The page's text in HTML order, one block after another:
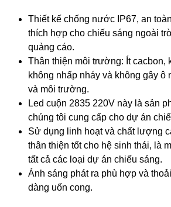
Thiết kế chống nước IP67, an
thích hợp cho chiếu sáng ngoài
quảng cáo.
Thân thiện môi trường: Ít cacbon,
không nhấp nháy và không gây
và môi trường.
Led cuộn 2835 220V này là sản
chúng tôi cung cấp cho dự án
Sử dụng linh hoạt và chất lượng
thân thiện tốt cho hệ sinh thái, là
tất cả các loại dự án chiếu sáng.
Ánh sáng phát ra phù hợp và thoải
dàng uốn cong.